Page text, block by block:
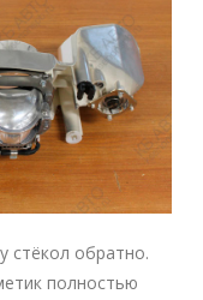
стёкол обратно.
полностью